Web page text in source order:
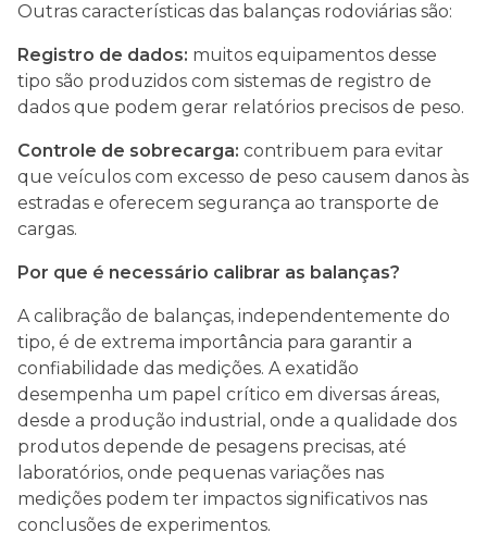
Outras características das balanças rodoviárias são:
Registro de dados: muitos equipamentos desse
tipo são produzidos com sistemas de registro de
dados que podem gerar relatórios precisos de peso.
Controle de sobrecarga: contribuem para evitar
que veículos com excesso de peso causem danos às
estradas e oferecem segurança ao transporte de
cargas.
Por que é necessário calibrar as balanças?
A calibração de balanças, independentemente do
tipo, é de extrema importância para garantir a
confiabilidade das medições. A exatidão
desempenha um papel crítico em diversas áreas,
desde a produção industrial, onde a qualidade dos
produtos depende de pesagens precisas, até
laboratórios, onde pequenas variações nas
medições podem ter impactos significativos nas
conclusões de experimentos.